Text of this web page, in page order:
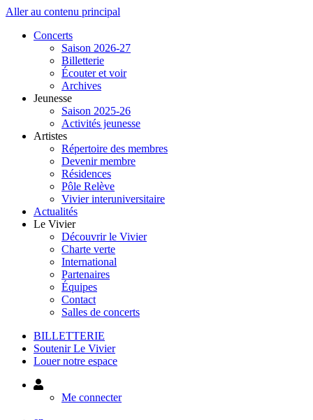
Aller au contenu principal
Concerts
Saison 2026-27
Billetterie
Écouter et voir
Archives
Jeunesse
Saison 2025-26
Activités jeunesse
Artistes
Répertoire des membres
Devenir membre
Résidences
Pôle Relève
Vivier interuniversitaire
Actualités
Le Vivier
Découvrir le Vivier
Charte verte
International
Partenaires
Équipes
Contact
Salles de concerts
BILLETTERIE
Soutenir Le Vivier
Louer notre espace
Utilisateur
Me connecter